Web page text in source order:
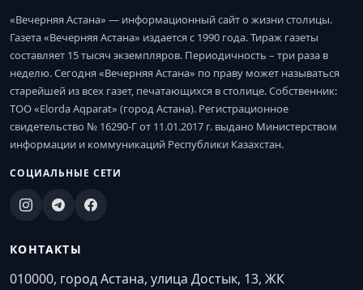
«Вечерняя Астана» — информационный сайт о жизни столицы.
Газета «Вечерняя Астана» издается с 1990 года. Тираж газеты
составляет 15 тысяч экземпляров. Периодичность – три раза в
неделю. Сегодня «Вечерняя Астана» по праву может называться
старейшей из всех газет, печатающихся в столице. Собственник:
ТОО «Elorda Aqparat» (город Астана). Регистрационное
свидетельство № 16290-Г от 11.01.2017 г. выдано Министерством
информации и коммуникаций Республики Казахстан.
СОЦИАЛЬНЫЕ СЕТИ
КОНТАКТЫ
010000, город Астана, улица Достык, 13, ЖК